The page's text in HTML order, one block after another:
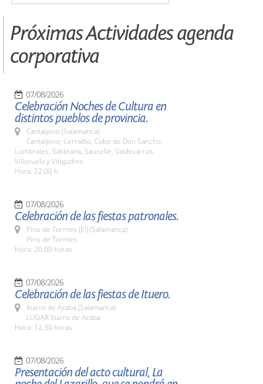
Próximas Actividades agenda
corporativa
07/08/2026
Celebración Noches de Cultura en
distintos pueblos de provincia.
Cantalpino (Salamanca)
Cantalpino, Cerralbo, Cubo de Don Sancho,
Lumbrales, Saldeana, Saucelle, Valdecarros,
Villoruela y Vitigudino
Hora: 22:00 h.
07/08/2026
Celebración de las fiestas patronales.
Pino de Tormes (El) (Salamanca)
Pino de Tormes
Hora: 20,00 horas
07/08/2026
Celebración de las fiestas de Ituero.
Ituero de Azaba (Salamanca)
LUGAR Ituero de Azaba
Hora: 12,30 horas
07/08/2026
Presentación del acto cultural, La